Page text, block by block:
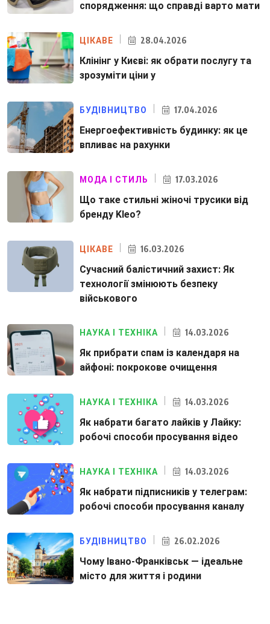
спорядження: що справді варто мати
ЦІКАВЕ 28.04.2026
Клінінг у Києві: як обрати послугу та
зрозуміти ціни у
БУДІВНИЦТВО 17.04.2026
Енергоефективність будинку: як це
впливає на рахунки
МОДА І СТИЛЬ 17.03.2026
Що таке стильні жіночі трусики від
бренду Kleo?
ЦІКАВЕ 16.03.2026
Сучасний балістичний захист: Як
технології змінюють безпеку
військового
НАУКА І ТЕХНІКА 14.03.2026
Як прибрати спам із календаря на
айфоні: покрокове очищення
НАУКА І ТЕХНІКА 14.03.2026
Як набрати багато лайків у Лайку:
робочі способи просування відео
НАУКА І ТЕХНІКА 14.03.2026
Як набрати підписників у телеграм:
робочі способи просування каналу
БУДІВНИЦТВО 26.02.2026
Чому Івано-Франківськ — ідеальне
місто для життя і родини